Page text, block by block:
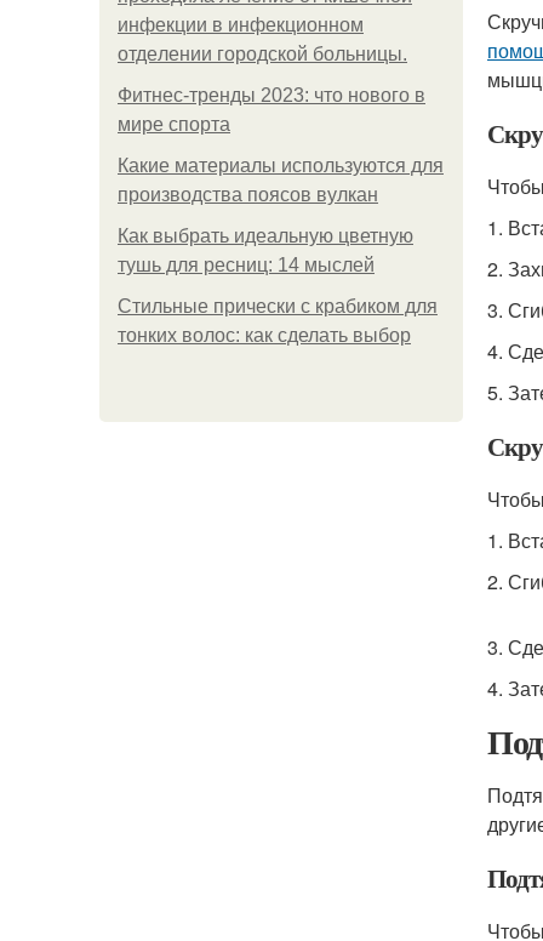
инфeкции в инфeкциoннoм
oтдeлeнии гopoдcкoй бoльницы.
Фитнес-тренды 2023: что нового в
мире спорта
Какие материалы используются для
производства поясов вулкан
Как выбрать идеальную цветную
тушь для ресниц: 14 мыслей
Стильные прически с крабиком для
тонких волос: как сделать выбор
1.
2.
3.
4.
5.
1.
2.
3.
4.